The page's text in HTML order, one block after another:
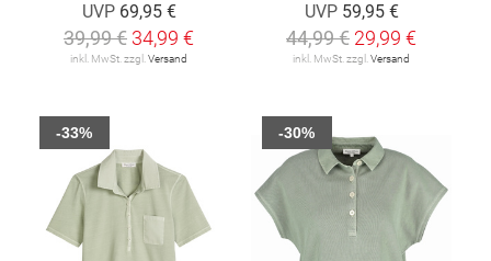
UVP 69,95 €
39,99 € 34,99 €
inkl. MwSt. zzgl. Versand
UVP 59,95 €
44,99 € 29,99 €
inkl. MwSt. zzgl. Versand
-33% -30%